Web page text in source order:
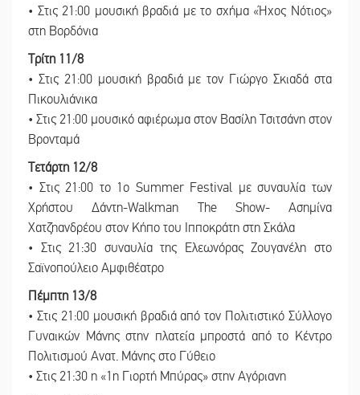
• Στις 21:00 μουσική βραδιά με το σχήμα «Ήχος Νότιος»
στη Βορδόνια
Τρίτη 11/8
• Στις 21:00 μουσική βραδιά με τον Γιώργο Σκιαδά στα
Πικουλιάνικα
• Στις 21:00 μουσικό αφιέρωμα στον Βασίλη Τσιτσάνη στον
Βρονταμά
Τετάρτη 12/8
• Στις 21:00 το 1ο Summer Festival με συναυλία των
Χρήστου Δάντη-Walkman The Show- Ασημίνα
Χατζηανδρέου στον Κήπο του Ιπποκράτη στη Σκάλα
• Στις 21:30 συναυλία της Ελεωνόρας Ζουγανέλη στο
Σαϊνοπούλειο Αμφιθέατρο
Πέμπτη 13/8
• Στις 21:00 μουσική βραδιά από τον Πολιτιστικό Σύλλογο
Γυναικών Μάνης στην πλατεία μπροστά από το Κέντρο
Πολιτισμού Ανατ. Μάνης στο Γύθειο
• Στις 21:30 η «1η Γιορτή Μπύρας» στην Αγόριανη